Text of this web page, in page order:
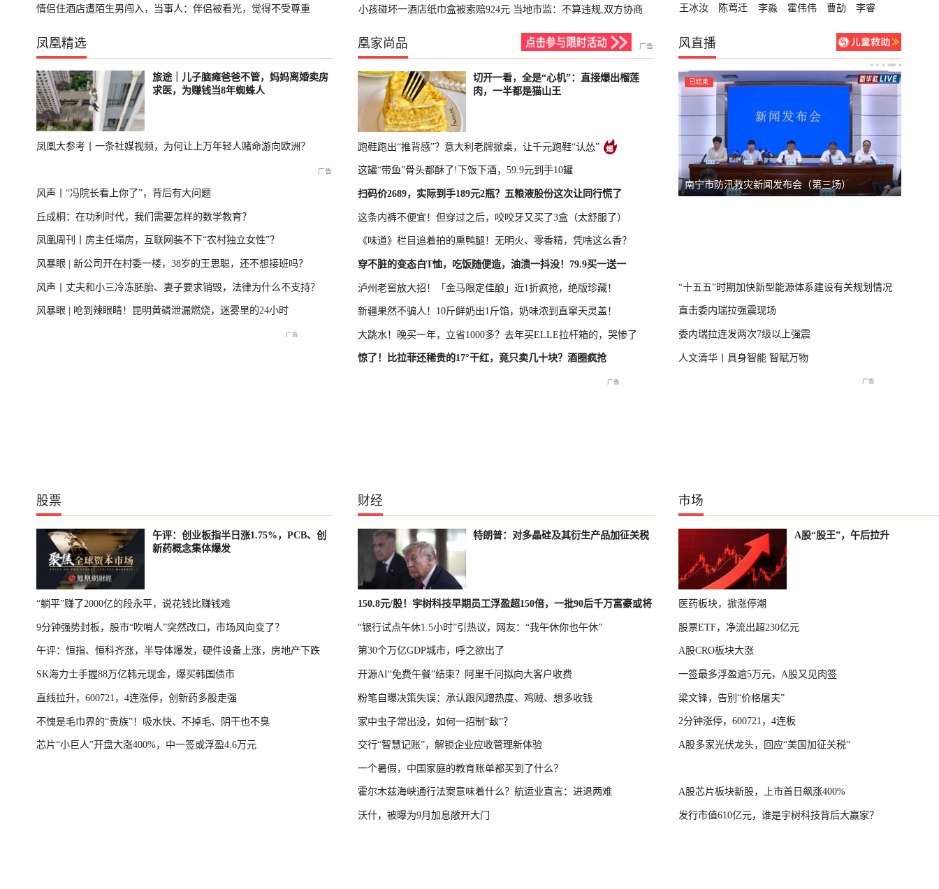
情侣住酒店遭陌生男闯入，当事人：伴侣被看光，觉得不受尊重 小孩碰坏一酒店纸巾盒被索赔924元 当地市监：不算违规,双方协商 王冰汝 陈莺迁 李淼 霍伟伟 曹劼 李睿
凤凰精选
旅途｜儿子脑瘫爸爸不管，妈妈离婚卖房
求医，为赚钱当8年蜘蛛人
凤凰大参考丨一条社媒视频，为何让上万年轻人赌命游向欧洲？
风声丨“冯院长看上你了”，背后有大问题
丘成桐：在功利时代，我们需要怎样的数学教育？
凤凰周刊丨房主任塌房，互联网装不下“农村独立女性”？
风暴眼 | 新公司开在村委一楼，38岁的王思聪，还不想接班吗？
风声丨丈夫和小三冷冻胚胎、妻子要求销毁，法律为什么不支持？
风暴眼 | 呛到辣眼睛！昆明黄磷泄漏燃烧，迷雾里的24小时
凰家尚品
切开一看，全是“心机”：直接爆出榴莲
肉，一半都是猫山王
跑鞋跑出“推背感”？意大利老牌掀桌，让千元跑鞋“认怂”
这罐“带鱼”骨头都酥了!下饭下酒，59.9元到手10罐
扫码价2689，实际到手189元2瓶？五粮液股份这次让同行慌了
这条内裤不便宜！但穿过之后，咬咬牙又买了3盒（太舒服了）
《味道》栏目追着拍的熏鸭腿！无明火、零香精，凭啥这么香？
穿不脏的变态白T恤，吃饭随便造，油渍一抖没！79.9买一送一
泸州老窖放大招！「金马限定佳酿」近1折疯抢，绝版珍藏！
新疆果然不骗人！10斤鲜奶出1斤馅，奶味浓到直窜天灵盖！
大跳水！晚买一年，立省1000多？去年买ELLE拉杆箱的，哭惨了
惊了！比拉菲还稀贵的17°干红，竟只卖几十块？酒圈疯抢
风直播
轮播中
经济运行情况
已结束
最新进展
会
已结束 已结束
南宁市防汛救灾新闻发布会（第三场）
“十五五”时期加快新型能源体系建设有关规划情况
直击委内瑞拉强震现场
委内瑞拉连发两次7级以上强震
人文清华丨具身智能 智赋万物
股票
午评：创业板指半日涨1.75%，PCB、创
新药概念集体爆发
“躺平”赚了2000亿的段永平，说花钱比赚钱难
9分钟强势封板，股市“吹哨人”突然改口，市场风向变了？
午评：恒指、恒科齐涨，半导体爆发，硬件设备上涨，房地产下跌
SK海力士手握88万亿韩元现金，爆买韩国债市
直线拉升，600721，4连涨停，创新药多股走强
不愧是毛巾界的“贵族”！吸水快、不掉毛、阴干也不臭
芯片“小巨人”开盘大涨400%，中一签或浮盈4.6万元
财经
特朗普：对多晶硅及其衍生产品加征关税
150.8元/股！宇树科技早期员工浮盈超150倍，一批90后千万富豪或将
诞生
“银行试点午休1.5小时”引热议，网友：“我午休你也午休”
第30个万亿GDP城市，呼之欲出了
开源AI“免费午餐”结束？阿里千问拟向大客户收费
粉笔自曝决策失误：承认跟风蹭热度、鸡贼、想多收钱
家中虫子常出没，如何一招制“敌”？
交行“智慧记账”，解锁企业应收管理新体验
一个暑假，中国家庭的教育账单都买到了什么？
霍尔木兹海峡通行法案意味着什么？航运业直言：进退两难
沃什，被曝为9月加息敞开大门
市场
A股“股王”，午后拉升
医药板块，掀涨停潮
股票ETF，净流出超230亿元
A股CRO板块大涨
一签最多浮盈逾5万元，A股又见肉签
梁文锋，告别“价格屠夫”
2分钟涨停，600721，4连板
A股多家光伏龙头，回应“美国加征关税”
A股芯片板块新股，上市首日飙涨400%
发行市值610亿元，谁是宇树科技背后大赢家？